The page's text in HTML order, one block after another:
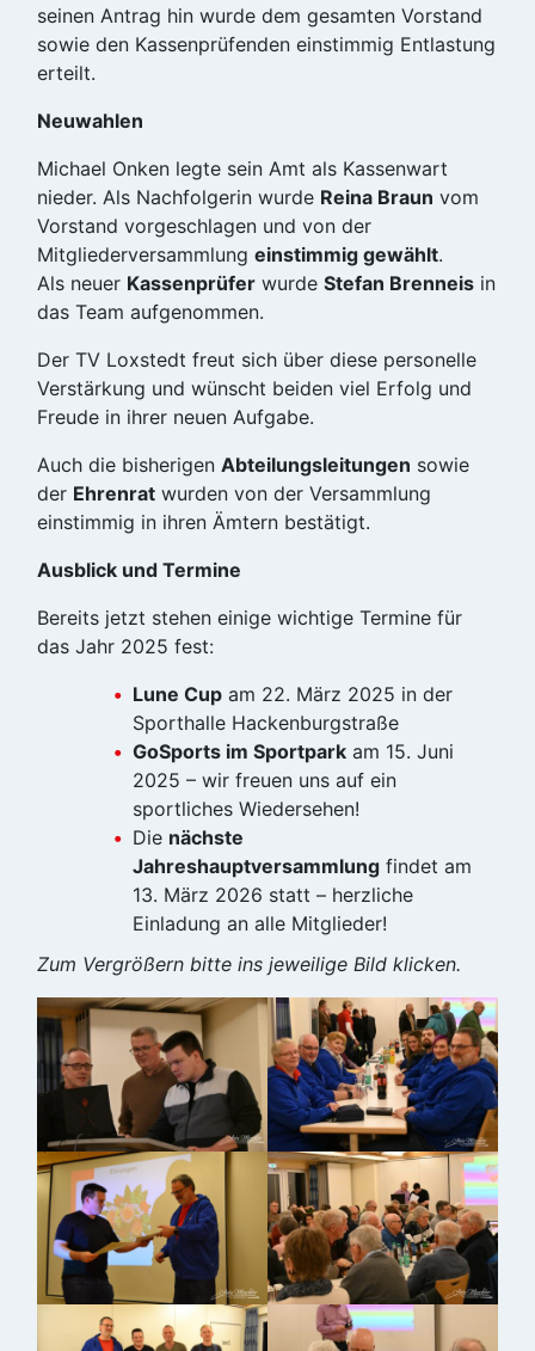
seinen Antrag hin wurde dem gesamten Vorstand
sowie den Kassenprüfenden einstimmig Entlastung
erteilt.
Neuwahlen
Michael Onken legte sein Amt als Kassenwart
nieder. Als Nachfolgerin wurde Reina Braun vom
Vorstand vorgeschlagen und von der
Mitgliederversammlung einstimmig gewählt.
Als neuer Kassenprüfer wurde Stefan Brenneis in
das Team aufgenommen.
Der TV Loxstedt freut sich über diese personelle
Verstärkung und wünscht beiden viel Erfolg und
Freude in ihrer neuen Aufgabe.
Auch die bisherigen Abteilungsleitungen sowie
der Ehrenrat wurden von der Versammlung
einstimmig in ihren Ämtern bestätigt.
Ausblick und Termine
Bereits jetzt stehen einige wichtige Termine für
das Jahr 2025 fest:
Lune Cup am 22. März 2025 in der
Sporthalle Hackenburgstraße
GoSports im Sportpark am 15. Juni
2025 – wir freuen uns auf ein
sportliches Wiedersehen!
Die nächste
Jahreshauptversammlung findet am
13. März 2026 statt – herzliche
Einladung an alle Mitglieder!
Zum Vergrößern bitte ins jeweilige Bild klicken.